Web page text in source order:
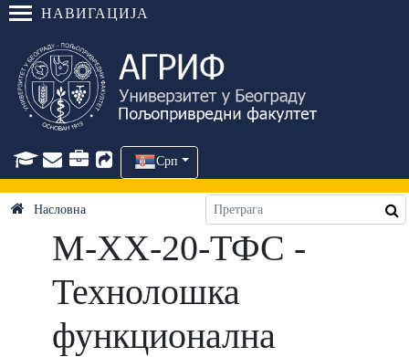
НАВИГАЦИЈА
Срп
Насловна
М-ХХ-20-ТФС -
Технолошка
функционална